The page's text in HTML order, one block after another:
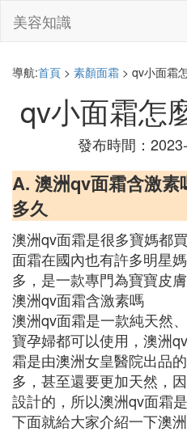
美容知識
導航:首頁 > 素顏面霜 > qv小面霜
qv小面霜怎
發布時間：
A. 澳洲qv面霜含激
多久
澳洲qv面霜是很多寶媽都
面霜在國內也有許多明星
多，是一款專門為寶寶皮膚
澳洲qv面霜含激素嗎
澳洲qv面霜是一款純天然
寶孕婦都可以使用，澳洲
霜是由澳洲女皇醫院出品
多，甚至還要更加天然，
設計的，所以澳洲qv面霜
下面就給大家介紹一下澳